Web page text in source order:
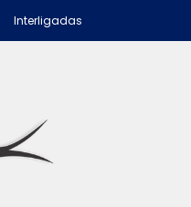
Interligadas